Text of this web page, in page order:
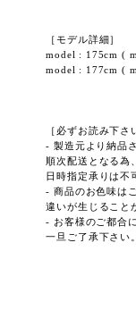
［モデル詳細］
model : 175cm (
model : 177cm (
［必ずお読み下さ
- 製造元より納品
順次配送となる為
日時指定承りは不
- 商品のお色味は
違いが生じること
- お客様のご都合
一旦ご了承下さい。